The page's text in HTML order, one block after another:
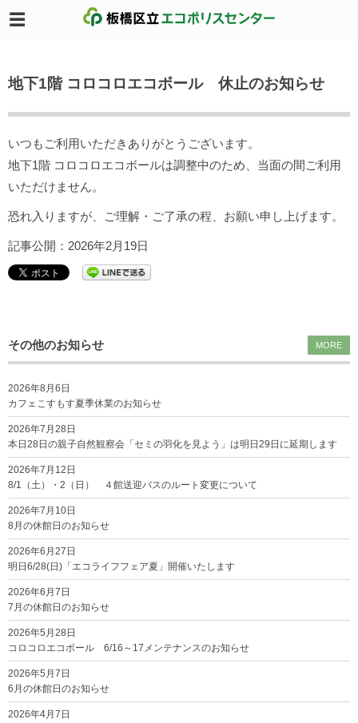
地下1階 コロコロエコボール 休止のお知らせ
いつもご利用いただきありがとうございます。
地下1階 コロコロエコボールは調整中のため、当面の間ご利用
いただけません。
恐れ入りますが、ご理解・ご了承の程、お願い申し上げます。
記事公開：2026年2月19日
その他のお知らせ
2026年8月6日
カフェこすもす夏季休業のお知らせ
2026年7月28日
本日28日の親子自然観察会「セミの羽化を見よう」は明日29日に延期します
2026年7月12日
8/1（土）・2（日） ４館送迎バスのルート変更について
2026年7月10日
8月の休館日のお知らせ
2026年6月27日
明日6/28(日)「エコライフフェア夏」開催いたします
2026年6月7日
7月の休館日のお知らせ
2026年5月28日
コロコロエコボール 6/16～17メンテナンスのお知らせ
2026年5月7日
6月の休館日のお知らせ
2026年4月7日
MORE